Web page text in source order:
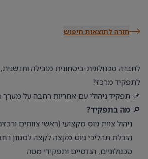
חזרה לתוצאות חיפוש
לחברה טכנולוגית-ביטחונית מובילה
לתפקיד מרכזי!
📌 תפקיד ניהולי עם אחריות רחבה על מערך
🔎 מה בתפקיד?
ניהול צוות גיוס מקצועי (ראשי צוותים
הובלת תהליכי גיוס מקצה לקצה למגוון
טכנולוגיים, הנדסיים ותפקידי מטה